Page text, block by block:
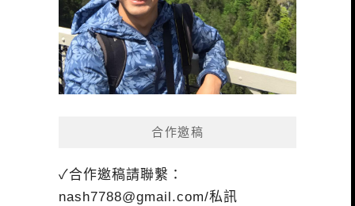
合作邀稿
✓合作邀稿請聯繫：
nash7788@gmail.com/私訊